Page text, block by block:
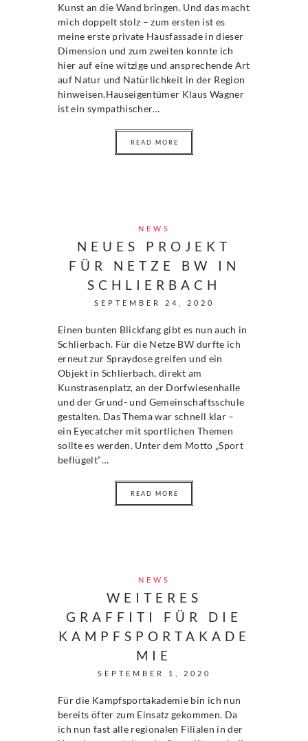
Kunst an die Wand bringen. Und das macht
mich doppelt stolz – zum ersten ist es
meine erste private Hausfassade in dieser
Dimension und zum zweiten konnte ich
hier auf eine witzige und ansprechende Art
auf Natur und Natürlichkeit in der Region
hinweisen.Hauseigentümer Klaus Wagner
ist ein sympathischer…
READ MORE
NEWS
NEUES PROJEKT
FÜR NETZE BW IN
SCHLIERBACH
SEPTEMBER 24, 2020
Einen bunten Blickfang gibt es nun auch in
Schlierbach. Für die Netze BW durfte ich
erneut zur Spraydose greifen und ein
Objekt in Schlierbach, direkt am
Kunstrasenplatz, an der Dorfwiesenhalle
und der Grund- und Gemeinschaftsschule
gestalten. Das Thema war schnell klar –
ein Eyecatcher mit sportlichen Themen
sollte es werden. Unter dem Motto „Sport
beflügelt“…
READ MORE
NEWS
WEITERES
GRAFFITI FÜR DIE
KAMPFSPORTAKADE
MIE
SEPTEMBER 1, 2020
Für die Kampfsportakademie bin ich nun
bereits öfter zum Einsatz gekommen. Da
ich nun fast alle regionalen Filialen in der